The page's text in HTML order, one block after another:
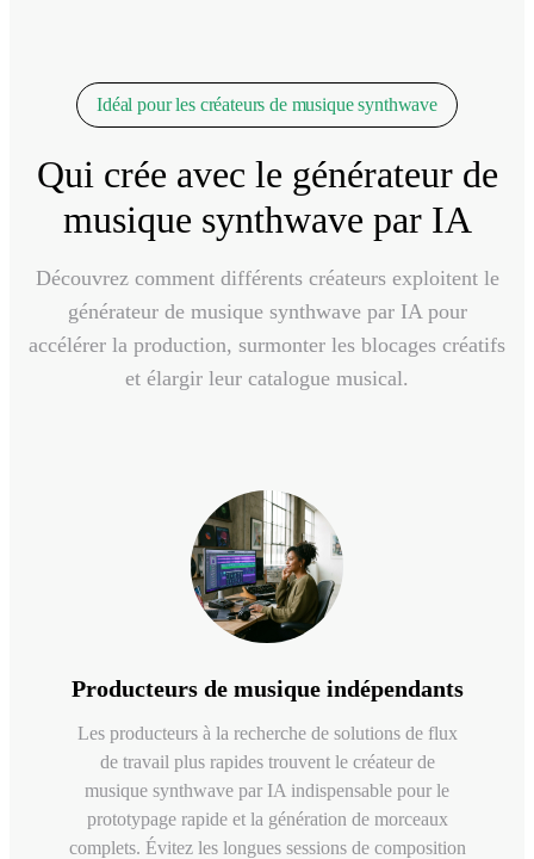
Idéal pour les créateurs de musique synthwave
Qui crée avec le générateur de
musique synthwave par IA
Découvrez comment différents créateurs exploitent le
générateur de musique synthwave par IA pour
accélérer la production, surmonter les blocages créatifs
et élargir leur catalogue musical.
Producteurs de musique indépendants
Les producteurs à la recherche de solutions de flux
de travail plus rapides trouvent le créateur de
musique synthwave par IA indispensable pour le
prototypage rapide et la génération de morceaux
complets. Évitez les longues sessions de composition